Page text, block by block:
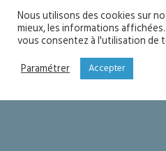
+ Don Marc-Antoine
YOU MIGHT
One of the
Nous utilisons des cookies sur
mieux, les informations
vous consentez à l'utilisation de
Paramétrer
Accepter